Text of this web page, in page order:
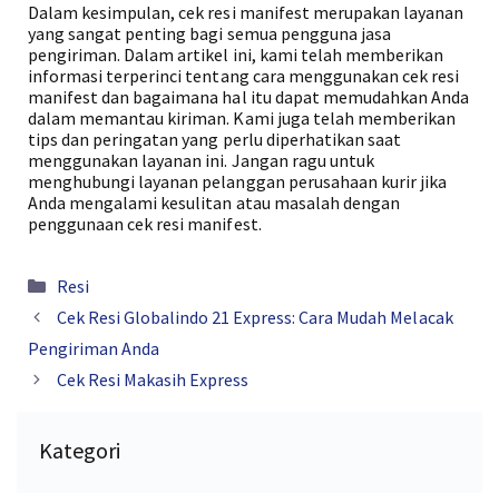
Dalam kesimpulan, cek resi manifest merupakan layanan
yang sangat penting bagi semua pengguna jasa
pengiriman. Dalam artikel ini, kami telah memberikan
informasi terperinci tentang cara menggunakan cek resi
manifest dan bagaimana hal itu dapat memudahkan Anda
dalam memantau kiriman. Kami juga telah memberikan
tips dan peringatan yang perlu diperhatikan saat
menggunakan layanan ini. Jangan ragu untuk
menghubungi layanan pelanggan perusahaan kurir jika
Anda mengalami kesulitan atau masalah dengan
penggunaan cek resi manifest.
Kategori
Resi
Cek Resi Globalindo 21 Express: Cara Mudah Melacak
Pengiriman Anda
Cek Resi Makasih Express
Kategori